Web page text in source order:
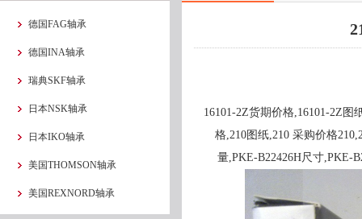
德国FAG轴承
德国INA轴承
瑞典SKF轴承
日本NSK轴承
日本IKO轴承
美国THOMSON轴承
美国REXNORD轴承
16101-2Z货期价格,16101-2Z
格,210图纸,210 采购价格
量,PKE-B22426H尺寸,PKE-